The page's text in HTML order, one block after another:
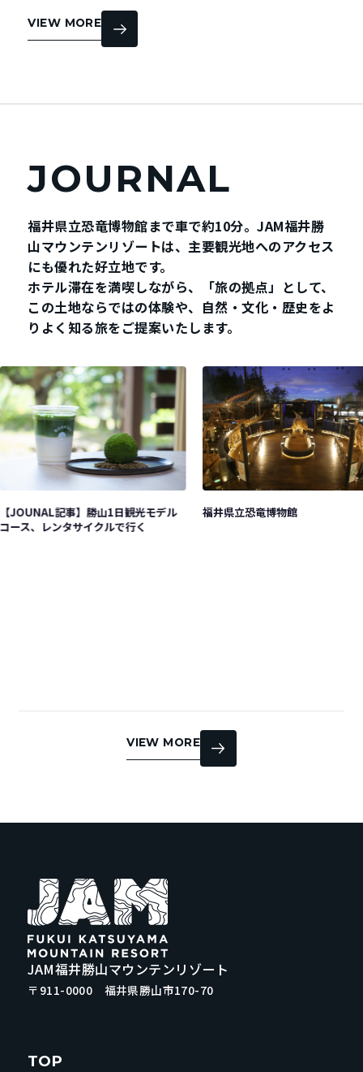
VIEW MORE
JOURNAL
福井県立恐竜博物館まで車で約10分。JAM福井勝
山マウンテンリゾートは、主要観光地へのアクセス
にも優れた好立地です。
ホテル滞在を満喫しながら、「旅の拠点」として、
この土地ならではの体験や、自然・文化・歴史をよ
りよく知る旅をご提案いたします。
【JOUNAL記事】勝山1日観光モデル
コース、レンタサイクルで行く
福井県立恐竜博物館
VIEW MORE
JAM福井勝山マウンテンリゾート
〒911-0000 福井県勝山市170-70
TOP